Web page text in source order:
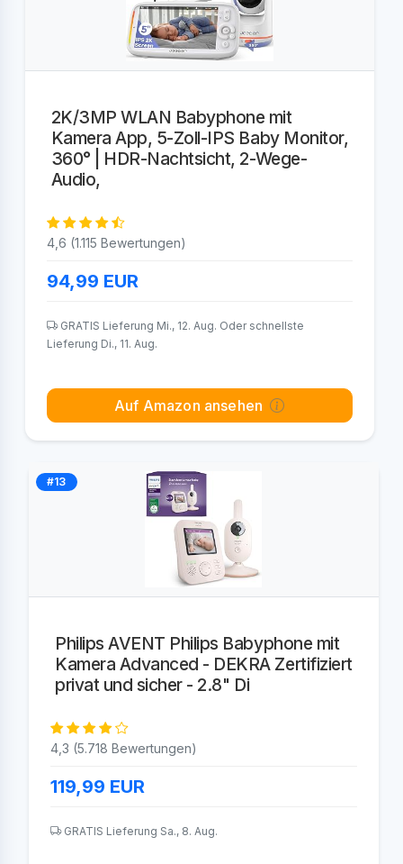
2K/3MP WLAN Babyphone mit
Kamera App, 5-Zoll-IPS Baby Monitor,
360° | HDR-Nachtsicht, 2-Wege-
Audio,
4,6 (1.115 Bewertungen)
94,99 EUR
GRATIS Lieferung Mi., 12. Aug. Oder schnellste
Lieferung Di., 11. Aug.
Auf Amazon ansehen
#13
Philips AVENT Philips Babyphone mit
Kamera Advanced - DEKRA Zertifiziert
privat und sicher - 2.8" Di
4,3 (5.718 Bewertungen)
119,99 EUR
GRATIS Lieferung Sa., 8. Aug.